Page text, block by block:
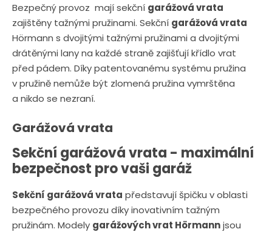
č
e
t
č
e
t
Bezpečný provoz mají sekční garážová vrata
zajištěny tažnými pružinami. Sekční garážová vrata
Hörmann s dvojitými tažnými pružinami a dvojitými
drátěnými lany na každé straně zajišťují křídlo vrat
před pádem. Díky patentovanému systému pružina
v pružině nemůže být zlomená pružina vymrštěna
a nikdo se nezraní.
Garážová vrata
Sekční garážová vrata - maximální
bezpečnost pro vaši garáž
Sekční garážová vrata představují špičku v oblasti
bezpečného provozu díky inovativním tažným
pružinám. Modely garážových vrat Hörmannjsou